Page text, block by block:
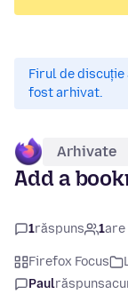
Firul de discuție
fost arhivat.
Arhivate
Add a
1răspuns 1are
Firefox Focus
Paulrăspuns